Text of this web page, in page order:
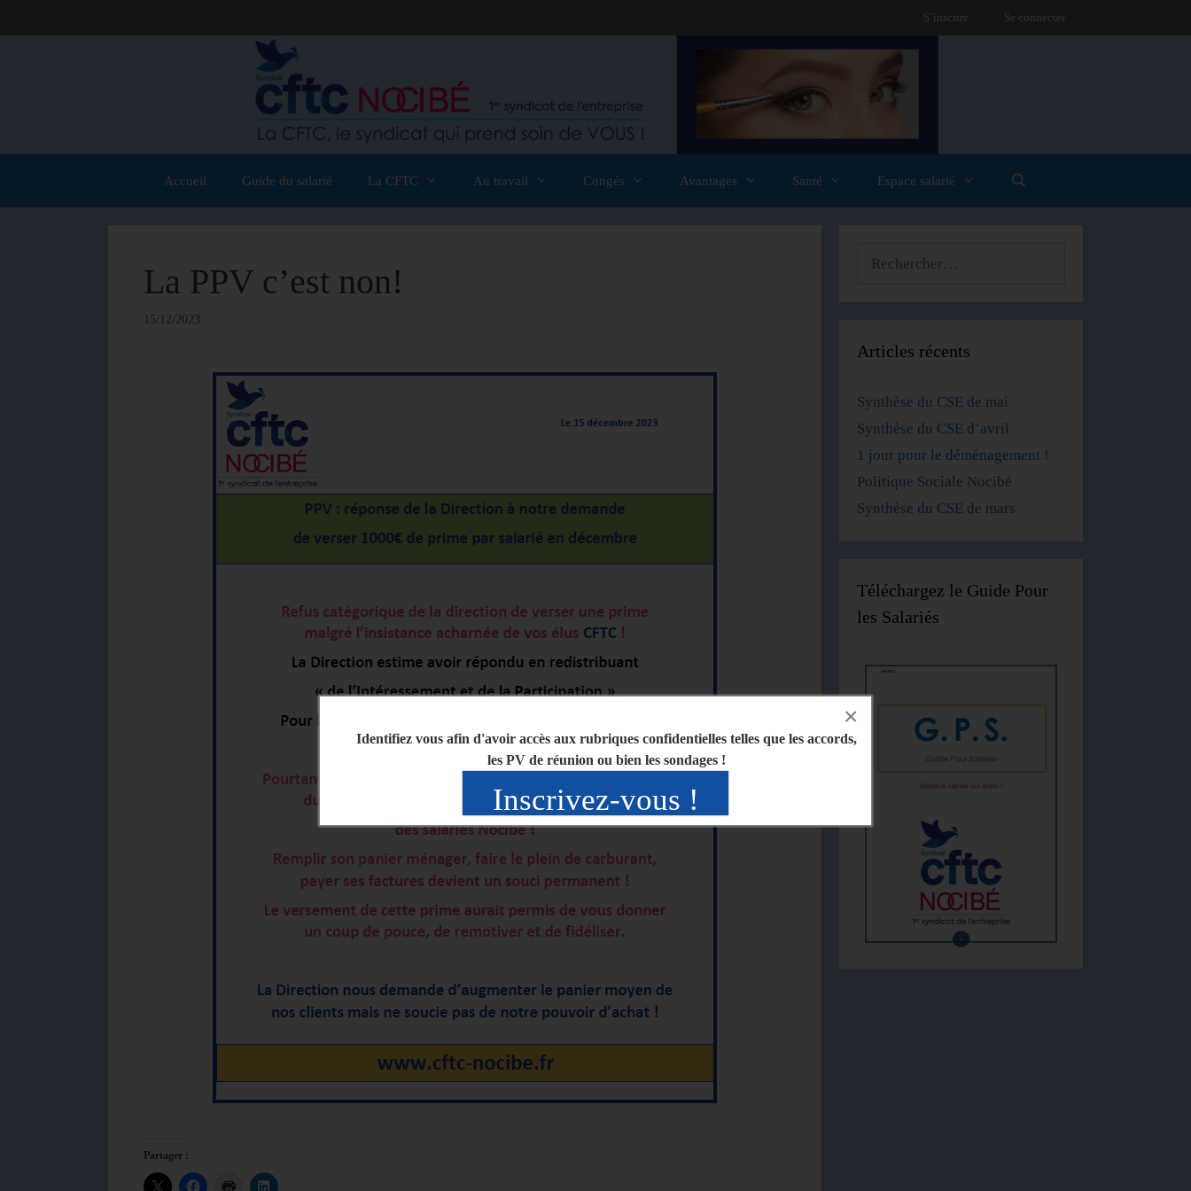
Identifiez vous afin d'avoir accès aux rubriques confidentielles telles que les accords,
les PV de réunion ou bien les sondages !
Inscrivez-vous !
×
S’inscrire Se connecter
Accueil Guide du salarié La CFTC Au travail Congés Avantages Santé Espace salarié
La PPV c’est non!
15/12/2023
Partager :
Articles récents
Synthèse du CSE de mai
Synthèse du CSE d’avril
1 jour pour le déménagement !
Politique Sociale Nocibé
Synthèse du CSE de mars
Téléchargez le Guide Pour
les Salariés